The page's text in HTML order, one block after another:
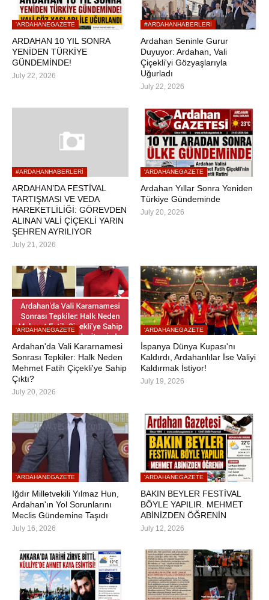
'ARDAHANEGAZETE
ARDAHAN 10 YIL SONRA
YENİDEN TÜRKİYE
GÜNDEMİNDE!
July 22, 2026
#ARDAHANHABERLERI
Ardahan Seninle Gurur
Duyuyor: Ardahan, Vali
Çiçekli'yi Gözyaşlarıyla
Uğurladı
July 22, 2026
#ARDAHANHABERLERI
ARDAHAN’DA FESTİVAL
TARTIŞMASI VE VEDA
HAREKETLİLİĞİ: GÖREVDEN
ALINAN VALİ ÇİÇEKLİ YARIN
ŞEHREN AYRILIYOR
July 21, 2026
'ARDAHANEGAZETE
Ardahan Yıllar Sonra Yeniden
Türkiye Gündeminde
July 20, 2026
'ARDAHANEGAZETE
Ardahan'da Vali Kararnamesi
Sonrası Tepkiler: Halk Neden
Mehmet Fatih Çiçekli'ye Sahip
Çıktı?
July 20, 2026
'ARDAHANEGAZETE
İspanya Dünya Kupası'nı
Kaldırdı, Ardahanlılar İse Valiyi
Kaldırmak İstiyor!
July 19, 2026
'ARDAHANEGAZETE
Iğdır Milletvekili Yılmaz Hun,
Ardahan'ın Yol Sorunlarını
Meclis Gündemine Taşıdı
July 16, 2026
'ARDAHANEGAZETE
BAKIN BEYLER FESTİVAL
BÖYLE YAPILIR. MEHMET
ABİNİZDEN ÖĞRENİN
July 12, 2026